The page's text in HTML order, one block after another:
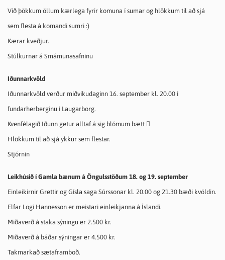
Við þökkum öllum kærlega fyrir komuna í sumar og hlökkum til að sjá
sem flesta á komandi sumri :)
Kærar kveðjur.
Stúlkurnar á Smámunasafninu
Iðunnarkvöld
Iðunnarkvöld verður miðvikudaginn 16. september kl. 20.00 í
fundarherberginu í Laugarborg.
Kvenfélagið Iðunn getur alltaf á sig blómum bætt 
Hlökkum til að sjá ykkur sem flestar.
Stjórnin
Leikhúsið í Gamla bænum á Öngulsstöðum 18. og 19. september
Einleikirnir Grettir og Gísla saga Súrssonar kl. 20.00 og 21.30 bæði kvöldin.
Elfar Logi Hannesson er meistari einleikjanna á Íslandi.
Miðaverð á staka sýningu er 2.500 kr.
Miðaverð á báðar sýningar er 4.500 kr.
Takmarkað sætaframboð.